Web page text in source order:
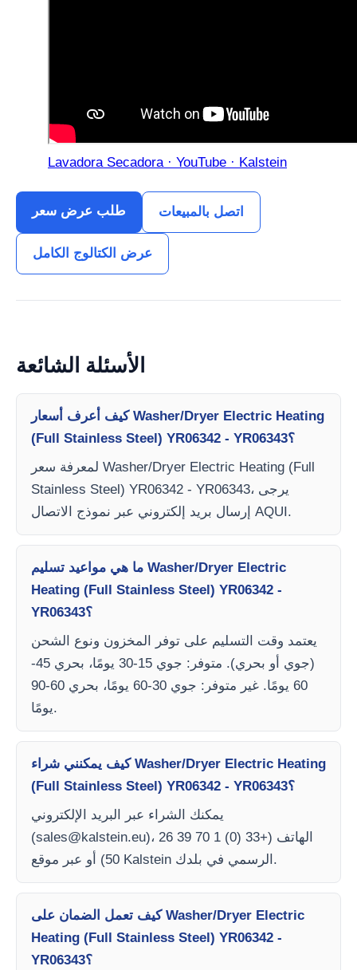
Lavadora Secadora · YouTube · Kalstein
طلب عرض سعر اتصل بالمبيعات
عرض الكتالوج الكامل
الأسئلة الشائعة
كيف أعرف أسعار Washer/Dryer Electric Heating
(Full Stainless Steel) YR06342 - YR06343؟
لمعرفة سعر Washer/Dryer Electric Heating (Full
Stainless Steel) YR06342 - YR06343، يرجى
إرسال بريد إلكتروني عبر نموذج الاتصال AQUI.
ما هي مواعيد تسليم Washer/Dryer Electric
Heating (Full Stainless Steel) YR06342 -
YR06343؟
يعتمد وقت التسليم على توفر المخزون ونوع الشحن
(جوي أو بحري). متوفر: جوي 15-30 يومًا، بحري 45-
60 يومًا. غير متوفر: جوي 30-60 يومًا، بحري 60-90
يومًا.
كيف يمكنني شراء Washer/Dryer Electric Heating
(Full Stainless Steel) YR06342 - YR06343؟
يمكنك الشراء عبر البريد الإلكتروني
(sales@kalstein.eu)، الهاتف (+33 (0) 1 70 39 26
50) أو عبر موقع Kalstein الرسمي في بلدك.
كيف تعمل الضمان على Washer/Dryer Electric
Heating (Full Stainless Steel) YR06342 -
YR06343؟